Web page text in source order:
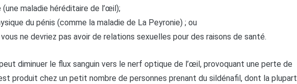
maladie héréditaire de l’œil);
du pénis (comme la maladie de La Peyronie) ; ou
ne devriez pas avoir de relations sexuelles pour des raisons de santé.
diminuer le flux sanguin vers le nerf optique de l’œil, provoquant une perte de
produit chez un petit nombre de personnes prenant du sildénafil, dont la plupart